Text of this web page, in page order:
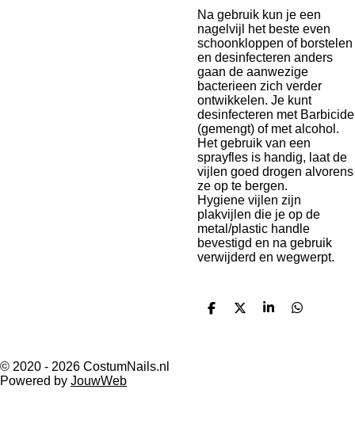
Na gebruik kun je een
nagelvijl het beste even
schoonkloppen of borstelen
en desinfecteren anders
gaan de aanwezige
bacterieen zich verder
ontwikkelen. Je kunt
desinfecteren met Barbicide
(gemengt) of met alcohol.
Het gebruik van een
sprayfles is handig, laat de
vijlen goed drogen alvorens
ze op te bergen.
Hygiene vijlen zijn
plakvijlen die je op de
metal/plastic handle
bevestigd en na gebruik
verwijderd en wegwerpt.
D
D
S
D
© 2020 - 2026 CostumNails.nl
Powered by JouwWeb